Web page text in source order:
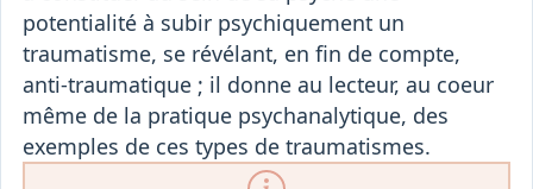
potentialité à subir psychiquement un
traumatisme, se révélant, en fin de compte,
anti-traumatique ; il donne au lecteur, au coeur
même de la pratique psychanalytique, des
exemples de ces types de traumatismes.